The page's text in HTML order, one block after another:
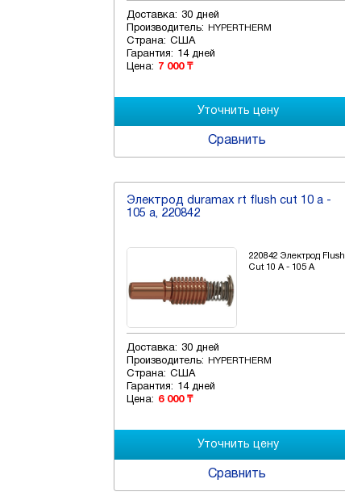
Доставка: 30 дней
Производитель:
HYPERTHERM
Страна: США
Гарантия: 14 дней
Цена: 7 000 ₸
Сравнить
Электрод duramax rt flush cut 10 a -
105 a, 220842
220842 Электрод Flush
Cut 10 A - 105 A
Доставка: 30 дней
Производитель:
HYPERTHERM
Страна: США
Гарантия:
14 дней
Цена: 6 000 ₸
Сравнить